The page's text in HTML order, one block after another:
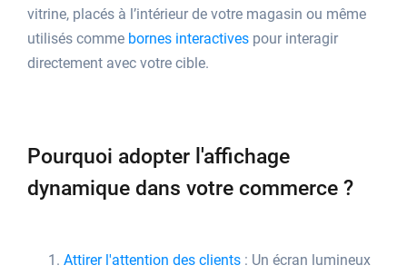
vitrine, placés à l’intérieur de votre magasin ou même
utilisés comme bornes interactives pour interagir
directement avec votre cible.
Pourquoi adopter l'affichage
dynamique dans votre commerce ?
Attirer l'attention des clients : Un écran lumineux